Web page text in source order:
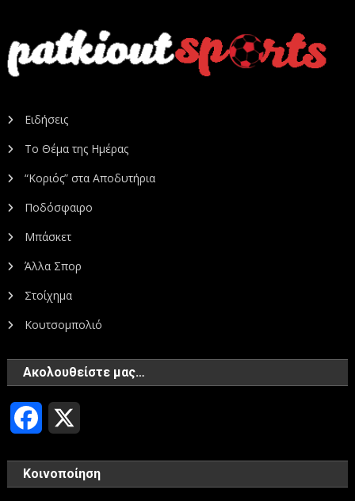
Ειδήσεις
Το Θέμα της Ημέρας
“Κοριός” στα Αποδυτήρια
Ποδόσφαιρο
Μπάσκετ
Άλλα Σπορ
Στοίχημα
Κουτσομπολιό
Ακολουθείστε μας…
Facebook
Κοινοποίηση